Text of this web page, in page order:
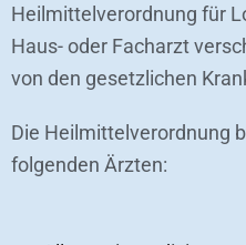
Heilmittelverordnung für
Haus- oder Facharzt
von den gesetzlichen
Die Heilmittelverordnung
folgenden Ärzten: